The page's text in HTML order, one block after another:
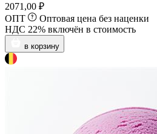
2071,00 ₽
ОПТ
Оптовая цена без наценки
НДС 22% включён в стоимость
в корзину